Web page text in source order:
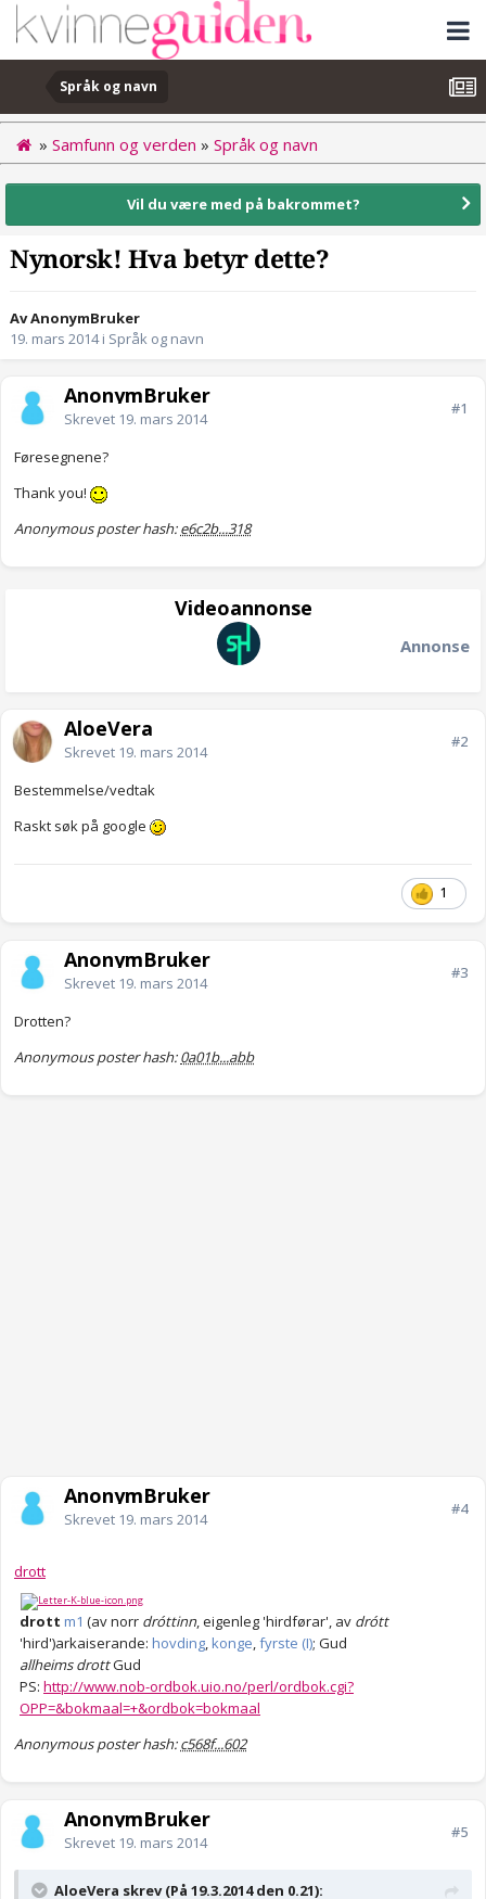
Språk og navn
» Samfunn og verden » Språk og navn
Vil du være med på bakrommet?
Nynorsk! Hva betyr dette?
Av AnonymBruker
19. mars 2014i Språk og navn
AnonymBruker
Skrevet 19. mars 2014
#1
Føresegnene?
Thank you!
Anonymous poster hash:e6c2b...318
Videoannonse
Annonse
AloeVera
Skrevet 19. mars 2014
#2
Bestemmelse/vedtak
Raskt søk på google
1
AnonymBruker
Skrevet 19. mars 2014
#3
Drotten?
Anonymous poster hash:0a01b...abb
AnonymBruker
Skrevet 19. mars 2014
#4
drott
drott m1 (av norr dróttinn, eigenleg 'hirdførar', av drótt
'hird')arkaiserande: hovding,konge,fyrste (I); Gud
allheims drottGud
PS: http://www.nob-ordbok.uio.no/perl/ordbok.cgi?
OPP=&bokmaal=+&ordbok=bokmaal
Anonymous poster hash:c568f...602
AnonymBruker
Skrevet 19. mars 2014
#5
AloeVera skrev (På 19.3.2014 den 0.21):